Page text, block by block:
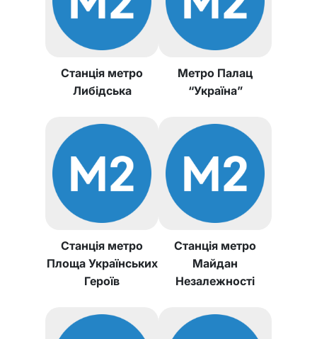
Станція метро
Либідська
Метро Палац
“Україна”
Станція метро
Площа Українських
Героїв
Станція метро
Майдан
Незалежності